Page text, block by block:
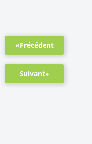
«Précédent
Suivant»